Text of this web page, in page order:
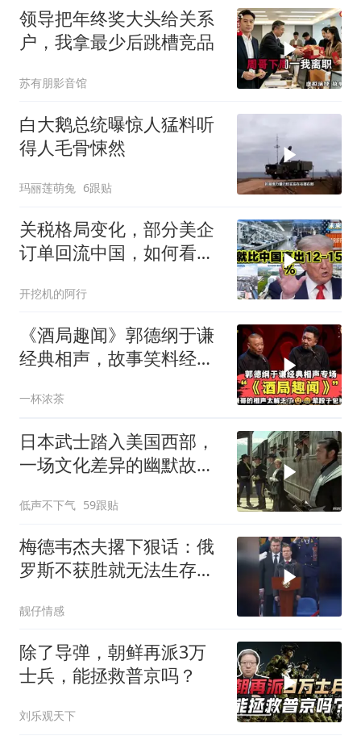
领导把年终奖大头给关系
户，我拿最少后跳槽竞品
苏有朋影音馆
白大鹅总统曝惊人猛料听
得人毛骨悚然
玛丽莲萌兔 6跟贴
关税格局变化，部分美企
订单回流中国，如何看待
听听
开挖机的阿行
《酒局趣闻》郭德纲于谦
经典相声，故事笑料经典
一杯浓茶
日本武士踏入美国西部，
一场文化差异的幽默故事
低声不下气 59跟贴
梅德韦杰夫撂下狠话：俄
罗斯不获胜就无法生存，
碎俄国
靓仔情感
除了导弹，朝鲜再派3万
士兵，能拯救普京吗？
刘乐观天下